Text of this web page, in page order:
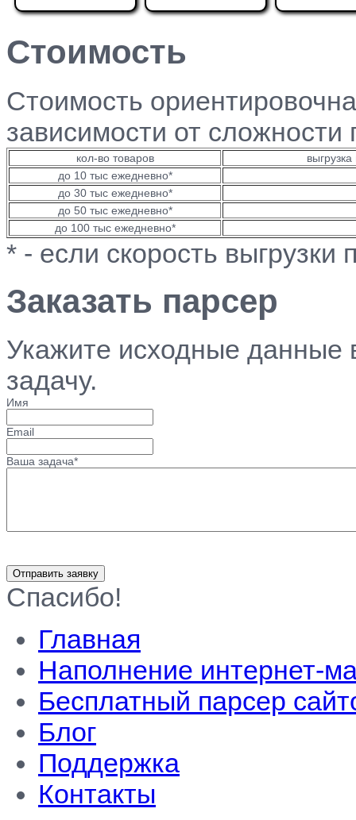
Стоимость
Стоимость
зависимости от сложности
кол-во товаров
до 10 тыс ежедневно*
до 30 тыс ежедневно*
до 50 тыс ежедневно*
до 100 тыс ежедневно*
* - если скорость выгрузки
Заказать парсер
Укажите исходные
задачу.
Имя
Email
Ваша задача*
Отправить заявку
Спасибо!
Главная
Наполнение интернет-
Бесплатный парсер
Блог
Поддержка
Контакты